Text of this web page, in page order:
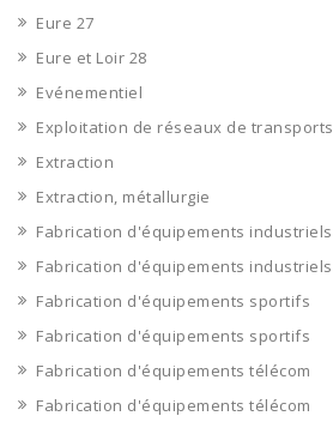
Eure 27
Eure et Loir 28
Evénementiel
Exploitation de réseaux de transports
Extraction
Extraction, métallurgie
Fabrication d'équipements industriels
Fabrication d'équipements industriels
Fabrication d'équipements sportifs
Fabrication d'équipements sportifs
Fabrication d'équipements télécom
Fabrication d'équipements télécom